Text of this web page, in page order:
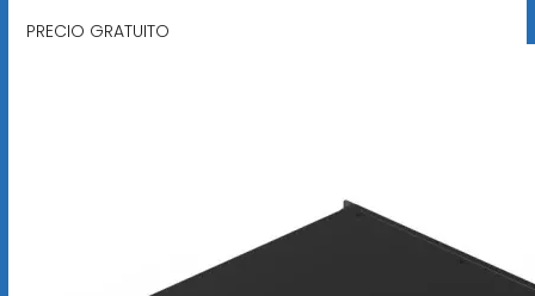
PRECIO GRATUITO